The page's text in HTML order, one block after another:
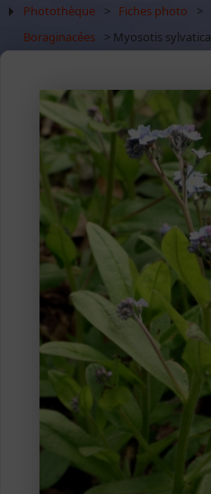
Photothèque > Fiches photo >
Boraginacées
> Myosotis sylvatica